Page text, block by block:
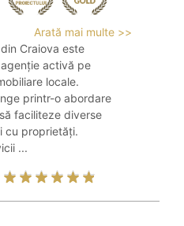
Arată mai multe >>
Craiova este
activă pe
locale.
printr-o abordare
faciliteze diverse
cu proprietăți.
...